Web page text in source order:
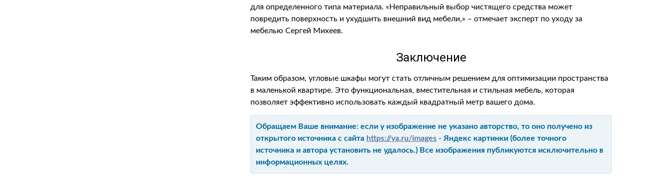
для определенного типа материала. «Неправильный выбор чистящего средства может
повредить поверхность и ухудшить внешний вид мебели,» – отмечает эксперт по уходу за
мебелью Сергей Михеев.
Заключение
Таким образом, угловые шкафы могут стать отличным решением для оптимизации пространства
в маленькой квартире. Это функциональная, вместительная и стильная мебель, которая
позволяет эффективно использовать каждый квадратный метр вашего дома.
Обращаем Ваше внимание: если у изображение не указано авторство, то оно получено из
открытого источника с сайта https://ya.ru/images - Яндекс картинки (более точного
источника и автора установить не удалось.) Все изображения публикуются исключительно в
информационных целях.